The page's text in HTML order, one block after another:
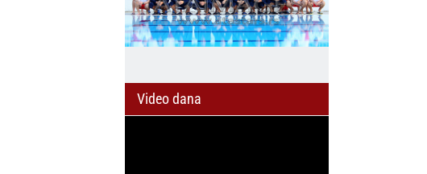
Video dana